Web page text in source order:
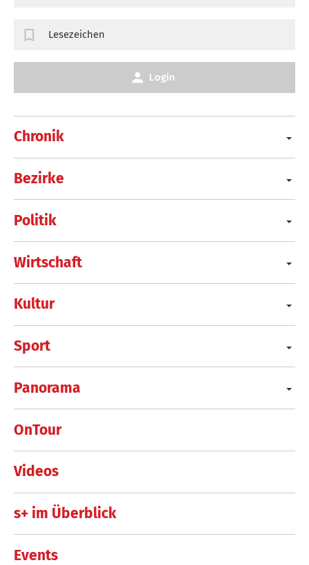
Chronik
Bezirke
Politik
Wirtschaft
Kultur
Sport
Panorama
OnTour
Videos
s+ im Überblick
Events
Lesezeichen
Login